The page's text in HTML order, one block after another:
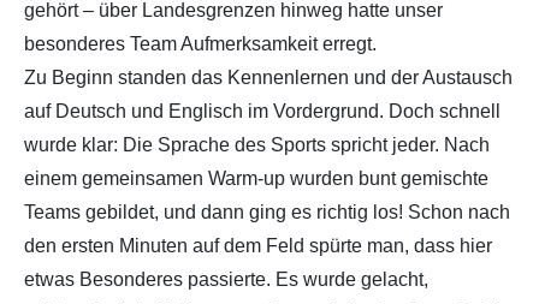
gehört – über Landesgrenzen hinweg hatte unser
besonderes Team Aufmerksamkeit erregt.
Zu Beginn standen das Kennenlernen und der Austausch
auf Deutsch und Englisch im Vordergrund. Doch schnell
wurde klar: Die Sprache des Sports spricht jeder. Nach
einem gemeinsamen Warm-up wurden bunt gemischte
Teams gebildet, und dann ging es richtig los! Schon nach
den ersten Minuten auf dem Feld spürte man, dass hier
etwas Besonderes passierte. Es wurde gelacht,